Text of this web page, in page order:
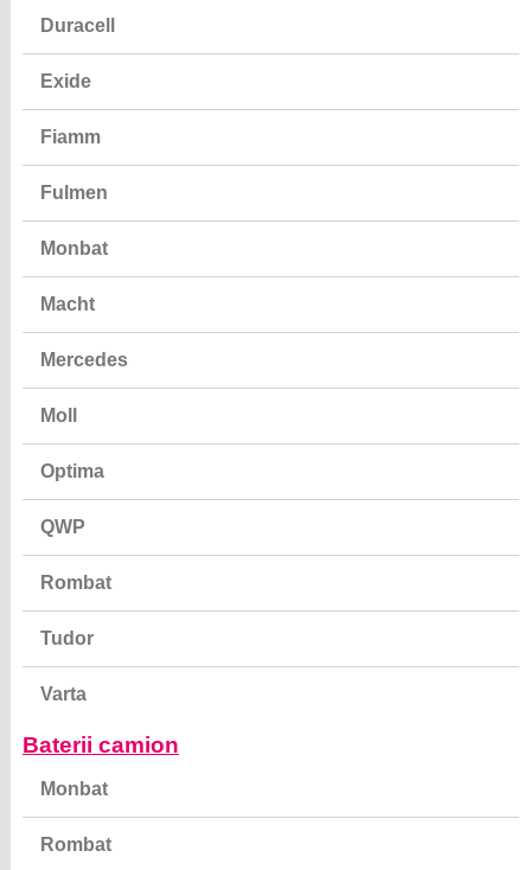
Duracell
Exide
Fiamm
Fulmen
Monbat
Macht
Mercedes
Moll
Optima
QWP
Rombat
Tudor
Varta
Baterii camion
Monbat
Rombat